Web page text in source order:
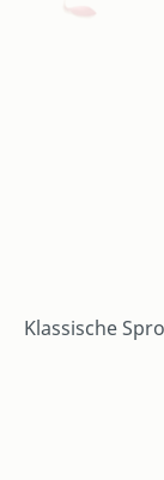
Klassische